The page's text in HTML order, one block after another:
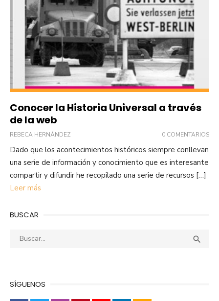
Conocer la Historia Universal a través
de la web
REBECA HERNÁNDEZ 0 COMENTARIOS
Dado que los acontecimientos históricos siempre conllevan
una serie de información y conocimiento que es interesante
compartir y difundir he recopilado una serie de recursos […]
Leer más
BUSCAR
Buscar: 
SÍGUENOS